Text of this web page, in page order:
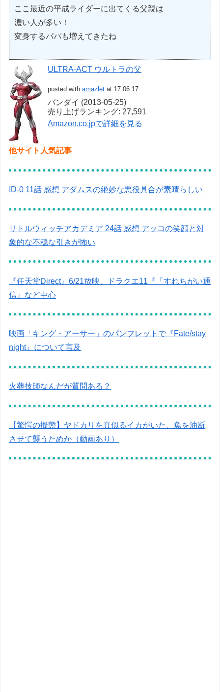
ここ最近の平成ライダーに出てくる父親は
濃い人が多い！
変身するパパも増えてきたね
ULTRA-ACT ウルトラの父
posted withamazlet at 17.06.17
バンダイ (2013-05-25)
売り上げランキング: 27,591
Amazon.co.jpで詳細を見る
他サイト人気記事
ID-0 11話 感想 アダムスの絶妙な悪役具合が素晴らしい
リトルウィッチアカデミア 24話 感想 アッコの笑顔と対
象的な不穏な引きが怖い
『任天堂Direct』6/21放映、ドラクエ11『「すれちがい通
信』など中心
映画「キング・アーサー」のパンフレットで『Fate/stay
night』について言及
火葬技師なんだが質問ある？
【驚愕の擬態】ヤドカリを真似るイカがいた、魚を油断
させて襲うためか（動画あり）